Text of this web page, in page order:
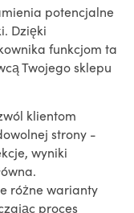
potencjalne
Dzięki
funkcjom ta
Twojego sklepu
klientom
strony -
wyniki
różne warianty
proces